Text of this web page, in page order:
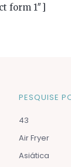
form 1″]
PESQUISE
43
Air Fryer
Asiática